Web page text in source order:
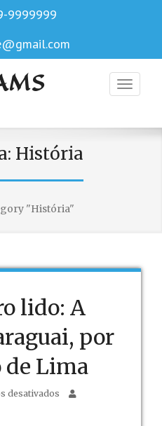
9999999
História
"História"
lido: A
por
de Lima
desativados em